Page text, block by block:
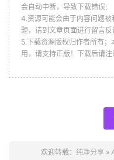
会自动中断，导致下载错误;
4.资源可能会由于内容问题
题，请到文章页面进行留言
5.下载资源版权归作者所有
用，请支持正版！下载后请注
欢迎转载： 纯净分享 »